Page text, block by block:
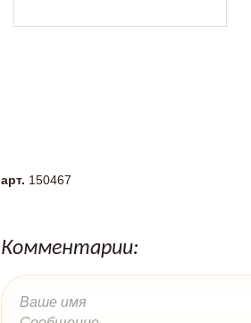
арт. 150467
Комментарии: